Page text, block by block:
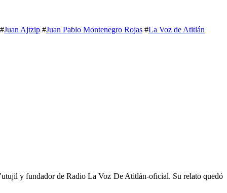
#Juan Ajtzip #Juan Pablo Montenegro Rojas #La Voz de Atitlán
y fundador de Radio La Voz De Atitlán-oficial. Su relato quedó